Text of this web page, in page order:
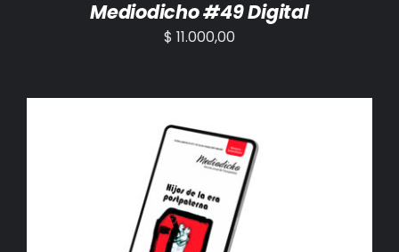
Mediodicho #49 Digital
$ 11.000,00
AÑADIR AL CARRITO /